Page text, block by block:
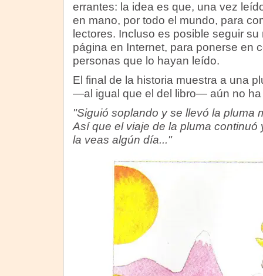
errantes: la idea es que, una vez
en mano, por todo el mundo, para
lectores. Incluso es posible seguir
página en Internet, para ponerse en
personas que lo hayan leído.
El final de la historia muestra a una
—al igual que el del libro— aún no ha
"Siguió soplando y se llevó la pluma
Así que el viaje de la pluma continuó
la veas algún día..."